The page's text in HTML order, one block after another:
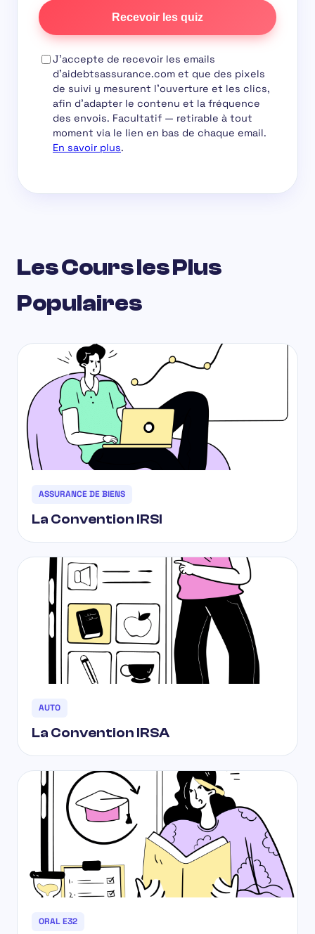
Recevoir les quiz
J'accepte de recevoir les emails
d'aidebtsassurance.com et que des pixels
de suivi y mesurent l'ouverture et les clics,
afin d'adapter le contenu et la fréquence
des envois. Facultatif — retirable à tout
moment via le lien en bas de chaque email.
En savoir plus.
Les Cours les Plus
Populaires
ASSURANCE DE BIENS
La Convention IRSI
AUTO
La Convention IRSA
ORAL E32